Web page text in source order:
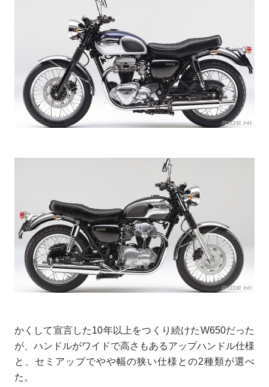
かくして宣言した10年以上をつくり続けたW650だった
が、ハンドルがワイドで高さもあるアップハンドル仕様
と、セミアップでやや幅の狭い仕様との2種類が選べ
た。